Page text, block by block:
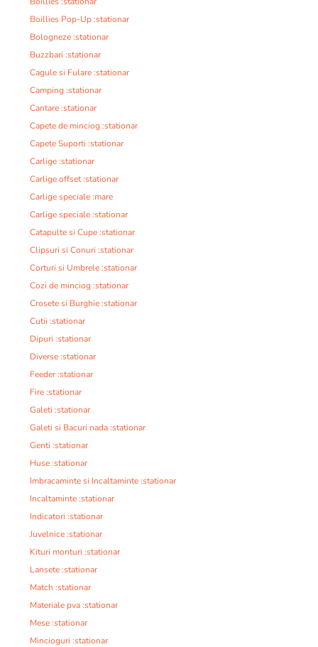
Boillies Pop-Up :stationar
Bologneze :stationar
Buzzbari :stationar
Cagule si Fulare :stationar
Camping :stationar
Cantare :stationar
Capete de minciog :stationar
Capete Suporti :stationar
Carlige :stationar
Carlige offset :stationar
Carlige speciale :mare
Carlige speciale :stationar
Catapulte si Cupe :stationar
Clipsuri si Conuri :stationar
Corturi si Umbrele :stationar
Cozi de minciog :stationar
Crosete si Burghie :stationar
Cutii :stationar
Dipuri :stationar
Diverse :stationar
Feeder :stationar
Fire :stationar
Galeti :stationar
Galeti si Bacuri nada :stationar
Genti :stationar
Huse :stationar
Imbracaminte si Incaltaminte :stationar
Incaltaminte :stationar
Indicatori :stationar
Juvelnice :stationar
Kituri monturi :stationar
Lansete :stationar
Match :stationar
Materiale pva :stationar
Mese :stationar
Mincioguri :stationar